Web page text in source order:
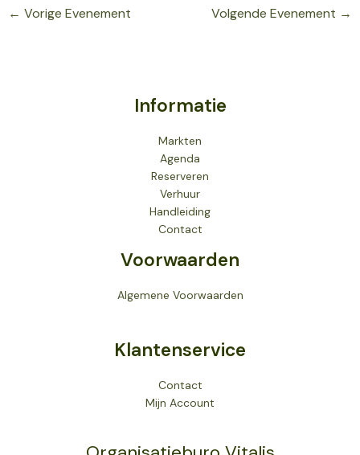
← Vorige Evenement Volgende Evenement →
Informatie
Markten
Agenda
Reserveren
Verhuur
Handleiding
Contact
Voorwaarden
Algemene Voorwaarden
Klantenservice
Contact
Mijn Account